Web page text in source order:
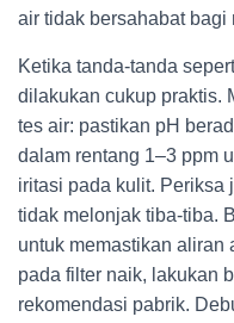
air tidak bersahabat
Ketika tanda-tanda
dilakukan cukup praktis.
tes air: pastikan pH
dalam rentang 1–3 ppm
iritasi pada kulit. Periksa
tidak melonjak tiba-tiba.
untuk memastikan aliran
pada filter naik, lakukan
rekomendasi pabrik.